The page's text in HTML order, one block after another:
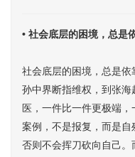
• 社会底层的困境，总是
社会底层的困境，总是
孙中界断指维权，到张
医，一件比一件更极端
案例，不是报复，而是自
否则不会挥刀砍向自己